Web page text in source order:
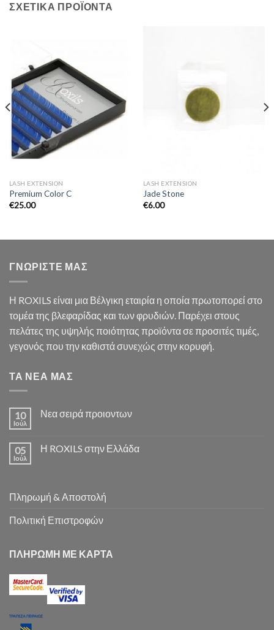
ΣΧΕΤΙΚΆ ΠΡΟΪΌΝΤΑ
LASH EXTENSION
Premium Color C
€25.00
LASH EXTENSION
Jade Stone
€6.00
ΓΝΩΡΙΣΤΕ ΜΑΣ
Η ROXILS είναι μια Βέλγικη εταιρία η οποία πρωτοπορεί στο
τομέα της βλεφαρίδας και των φρυδιών. Παρέχει στους
πελάτες της υψηλής ποιότητας προϊόντα σε προσιτές τιμές,
γεγονός που την καθιστά συνεχώς στην κορυφή.
ΤΑ ΝΕΑ ΜΑΣ
10
Ιούλ
Νεα σειρά προιοντων
05
Ιούλ
Η ROXILS στην Ελλάδα
Πληρωμή & Αποστολή
Πολιτική Επιστροφών
ΠΛΗΡΩΜΗ ΜΕ ΚΑΡΤΑ